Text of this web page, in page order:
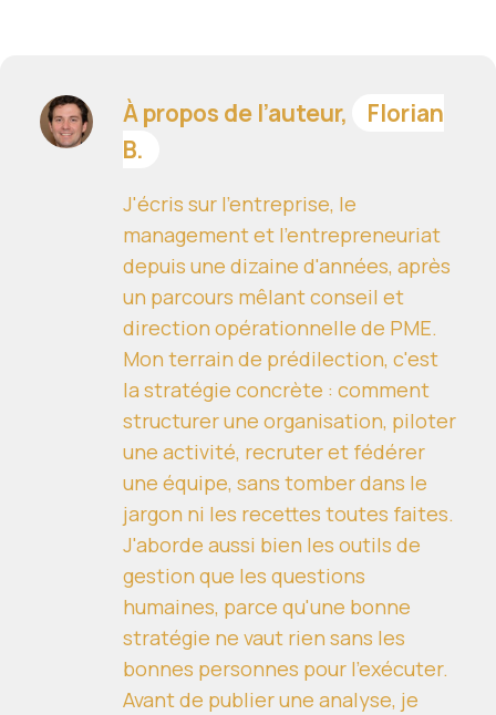
À propos de l’auteur,
Florian
B.
J'écris sur l'entreprise, le
management et l'entrepreneuriat
depuis une dizaine d'années, après
un parcours mêlant conseil et
direction opérationnelle de PME.
Mon terrain de prédilection, c'est
la stratégie concrète : comment
structurer une organisation, piloter
une activité, recruter et fédérer
une équipe, sans tomber dans le
jargon ni les recettes toutes faites.
J'aborde aussi bien les outils de
gestion que les questions
humaines, parce qu'une bonne
stratégie ne vaut rien sans les
bonnes personnes pour l'exécuter.
Avant de publier une analyse, je